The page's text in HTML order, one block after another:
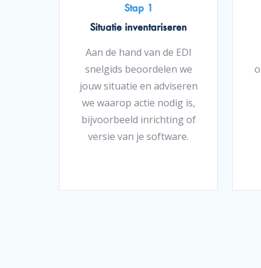
Stap 1
Situatie inventariseren
Aan de hand van de EDI
snelgids beoordelen we
jouw situatie en adviseren
we waarop actie nodig is,
bijvoorbeeld inrichting of
versie van je software.